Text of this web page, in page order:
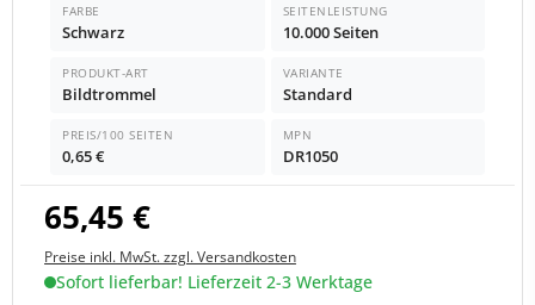
FARBE
Schwarz
SEITENLEISTUNG
10.000 Seiten
PRODUKT-ART
Bildtrommel
VARIANTE
Standard
PREIS/100 SEITEN
0,65 €
MPN
DR1050
65,45 €
Preise inkl. MwSt. zzgl. Versandkosten
Sofort lieferbar! Lieferzeit 2-3 Werktage